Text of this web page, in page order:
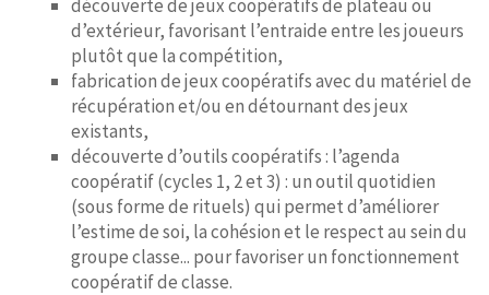
découverte de jeux coopératifs de plateau ou
d’extérieur, favorisant l’entraide entre les joueurs
plutôt que la compétition,
fabrication de jeux coopératifs avec du matériel de
récupération et/ou en détournant des jeux
existants,
découverte d’outils coopératifs : l’agenda
coopératif (cycles 1, 2 et 3) : un outil quotidien
(sous forme de rituels) qui permet d’améliorer
l’estime de soi, la cohésion et le respect au sein du
groupe classe... pour favoriser un fonctionnement
coopératif de classe.